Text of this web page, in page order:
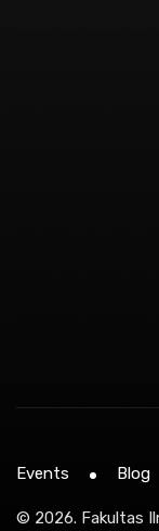
© 2026. Fakultas
Events Blog